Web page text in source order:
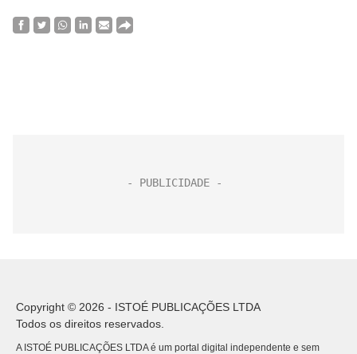
Copyright © 2026 - ISTOÉ PUBLICAÇÕES LTDA
Todos os direitos reservados.
A ISTOÉ PUBLICAÇÕES LTDA é um portal digital independente e sem